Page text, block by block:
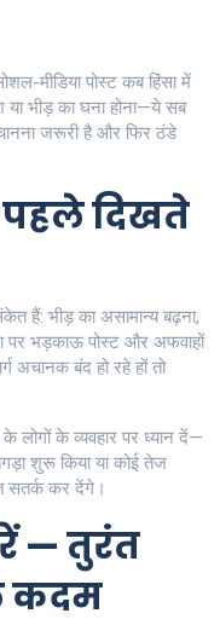
मीडिया पोस्ट कब हिंसा में
भीड़ का घना होना—ये सब
जरूरी है और फिर ठंडे
दिखते
हैं: भीड़ का असामान्य बढ़ना,
पर भड़काऊ पोस्ट और अफवाहों
अचानक बंद हो रहे हों तो
लोगों के व्यवहार पर ध्यान दें—
शुरू किया या कोई तेज
सतर्क कर देंगे।
— तुरंत
कदम